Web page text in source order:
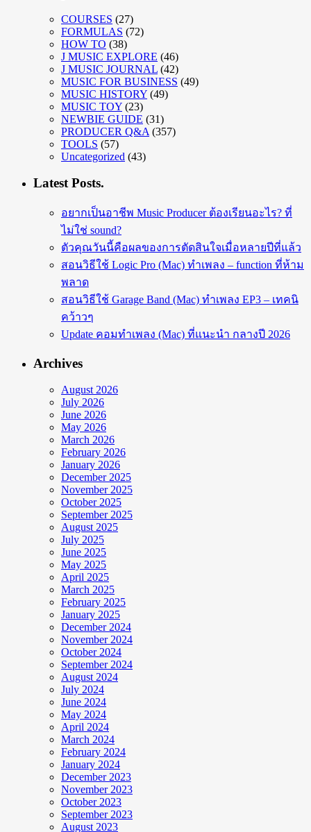
COURSES (27)
FORMULAS (72)
HOW TO (38)
J MUSIC EXPLORE (46)
J MUSIC JOURNAL (42)
MUSIC FOR BUSINESS (49)
MUSIC HISTORY (49)
MUSIC TOY (23)
NEWBIE GUIDE (31)
PRODUCER Q&A (357)
TOOLS (57)
Uncategorized (43)
Latest Posts.
อยากเป็นอาชีพ Music Producer ต้องเรียนอะไร? ที่
ไม่ใช่ sound?
ตัวคุณวันนี้คือผลของการตัดสินใจเมื่อหลายปีที่แล้ว
สอนวิธีใช้ Logic Pro (Mac) ทำเพลง – function ที่ห้าม
พลาด
สอนวิธีใช้ Garage Band (Mac) ทำเพลง EP3 – เทคนิ
คว้าวๆ
Update คอมทำเพลง (Mac) ที่แนะนำ กลางปี 2026
Archives
August 2026
July 2026
June 2026
May 2026
March 2026
February 2026
January 2026
December 2025
November 2025
October 2025
September 2025
August 2025
July 2025
June 2025
May 2025
April 2025
March 2025
February 2025
January 2025
December 2024
November 2024
October 2024
September 2024
August 2024
July 2024
June 2024
May 2024
April 2024
March 2024
February 2024
January 2024
December 2023
November 2023
October 2023
September 2023
August 2023